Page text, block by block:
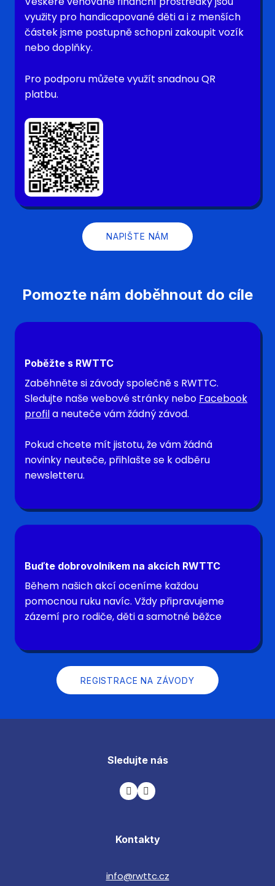
využity pro handicapované děti a i z menších
částek jsme postupně schopni zakoupit vozík
nebo doplňky.
Pro podporu můžete využít snadnou QR
platbu.
NAPIŠTE NÁM
Pomozte nám doběhnout do cíle
Poběžte s RWTTC
Zaběhněte si závody společně s RWTTC.
Sledujte naše webové stránky nebo Facebook
profila neuteče vám žádný závod.
Pokud chcete mít jistotu, že vám žádná
novinky neuteče, přihlašte se k odběru
newsletteru.
Buďte dobrovolníkem na akcích RWTTC
Během našich akcí oceníme každou
pomocnou ruku navíc. Vždy připravujeme
zázemí pro rodiče, děti a samotné běžce
REGISTRACE NA ZÁVODY
Sledujte nás
Kontakty
info@rwttc.cz